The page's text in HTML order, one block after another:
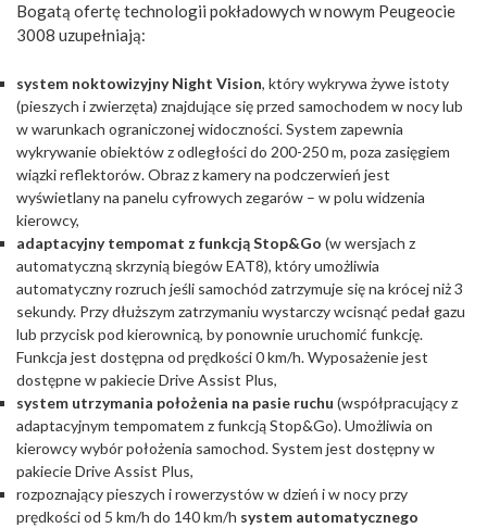
Bogatą ofertę technologii pokładowych w nowym Peugeocie
3008 uzupełniają:
system noktowizyjny Night Vision, który wykrywa żywe istoty
(pieszych i zwierzęta) znajdujące się przed samochodem w nocy lub
w warunkach ograniczonej widoczności. System zapewnia
wykrywanie obiektów z odległości do 200-250 m, poza zasięgiem
wiązki reflektorów. Obraz z kamery na podczerwień jest
wyświetlany na panelu cyfrowych zegarów – w polu widzenia
kierowcy,
adaptacyjny tempomat z funkcją Stop&Go (w wersjach z
automatyczną skrzynią biegów EAT8), który umożliwia
automatyczny rozruch jeśli samochód zatrzymuje się na krócej niż 3
sekundy. Przy dłuższym zatrzymaniu wystarczy wcisnąć pedał gazu
lub przycisk pod kierownicą, by ponownie uruchomić funkcję.
Funkcja jest dostępna od prędkości 0 km/h. Wyposażenie jest
dostępne w pakiecie Drive Assist Plus,
system utrzymania położenia na pasie ruchu (współpracujący z
adaptacyjnym tempomatem z funkcją Stop&Go). Umożliwia on
kierowcy wybór położenia samochod. System jest dostępny w
pakiecie Drive Assist Plus,
rozpoznający pieszych i rowerzystów w dzień i w nocy przy
prędkości od 5 km/h do 140 km/h system automatycznego